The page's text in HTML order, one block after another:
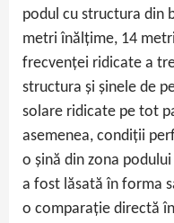
podul cu structura din
metri înălțime, 14
frecvenței ridicate a
structura și șinele de
solare ridicate pe tot
asemenea, condiții
o șină din zona
a fost lăsată în forma
o comparație directă